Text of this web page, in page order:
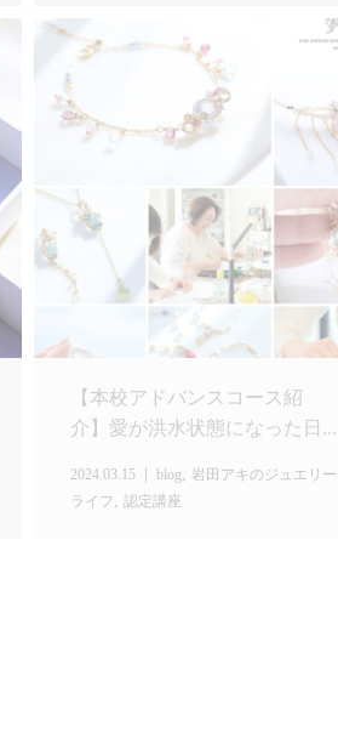
【本校アドバンスコース紹
介】愛が洪水状態になった日...
2024.03.15
岩田アキのジュエリー
ライフ ,認定講座